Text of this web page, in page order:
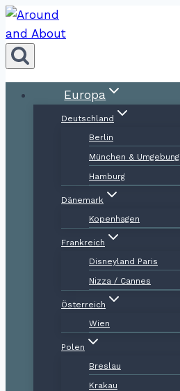
Zum
Inhalt
springen
Europa
Deutschland
Berlin
München & Umgebung
Hamburg
Dänemark
Kopenhagen
Frankreich
Disneyland Paris
Nizza / Cannes
Österreich
Wien
Polen
Breslau
Krakau